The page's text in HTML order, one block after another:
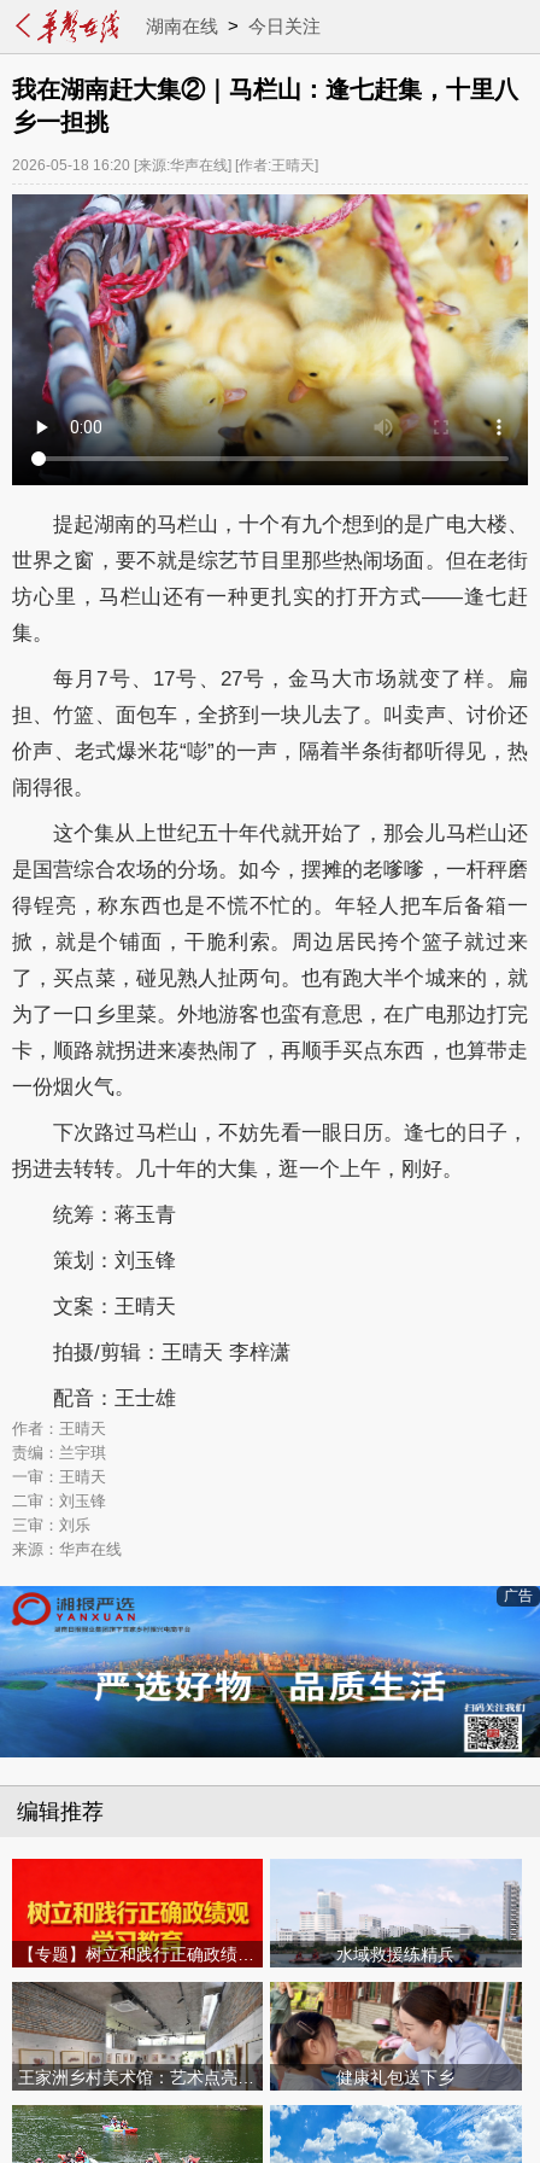
湖南在线> 今日关注
我在湖南赶大集②｜马栏山：逢七赶集，十里八
乡一担挑
2026-05-18 16:20 [来源:华声在线] [作者:王晴天]
提起湖南的马栏山，十个有九个想到的是广电大楼、
世界之窗，要不就是综艺节目里那些热闹场面。但在老街
坊心里，马栏山还有一种更扎实的打开方式——逢七赶
集。
每月7号、17号、27号，金马大市场就变了样。扁
担、竹篮、面包车，全挤到一块儿去了。叫卖声、讨价还
价声、老式爆米花“嘭”的一声，隔着半条街都听得见，热
闹得很。
这个集从上世纪五十年代就开始了，那会儿马栏山还
是国营综合农场的分场。如今，摆摊的老嗲嗲，一杆秤磨
得锃亮，称东西也是不慌不忙的。年轻人把车后备箱一
掀，就是个铺面，干脆利索。周边居民挎个篮子就过来
了，买点菜，碰见熟人扯两句。也有跑大半个城来的，就
为了一口乡里菜。外地游客也蛮有意思，在广电那边打完
卡，顺路就拐进来凑热闹了，再顺手买点东西，也算带走
一份烟火气。
下次路过马栏山，不妨先看一眼日历。逢七的日子，
拐进去转转。几十年的大集，逛一个上午，刚好。
统筹：蒋玉青
策划：刘玉锋
文案：王晴天
拍摄/剪辑：王晴天 李梓潇
配音：王士雄
作者：王晴天
责编：兰宇琪
一审：王晴天
二审：刘玉锋
三审：刘乐
来源：华声在线
广告
编辑推荐
水域救援练精兵
王家洲乡村美术馆：艺术点亮田园乡村 健康礼包送下乡